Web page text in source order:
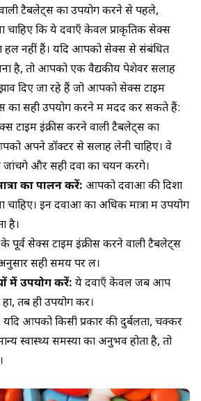
टैबलेट्स का उपयोग करने से पहले,
कि ये दवाएँ केवल प्राकृतिक सेक्स
हल नहीं हैं। यदि आपको सेक्स से संबंधित
है, तो आपको एक वैद्यकीय पेशेवर सलाह
दिए जा रहे हैं जो आपको सेक्स टाइम
का सही उपयोग करने में मदद कर सकते हैं:
टाइम इंक्रीस करने वाली टैबलेट्स का
अपने डॉक्टर से सलाह लेनी चाहिए। वे
जांचेंगे और सही दवा का चयन करेंगे।
का पालन करें: आपको दवाओं की दिशा
चाहिए। इन दवाओं का अधिक मात्रा में उपयोग
है।
पूर्व सेक्स टाइम इंक्रीस करने वाली टैबलेट्स
सही समय पर लें।
में उपयोग करें: ये दवाएँ केवल जब आप
तब ही उपयोग करें।
यदि आपको किसी प्रकार की दुर्बलता, चक्कर
स्वास्थ्य समस्या का अनुभव होता है, तो